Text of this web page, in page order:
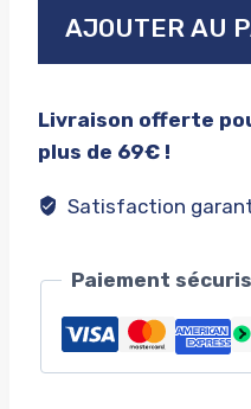
était :
9,90€.
est :
Audi
AJOUTER AU
Livraison offerte
plus de 69€ !
Satisfaction
Paiement